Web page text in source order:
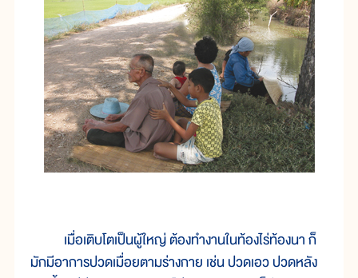
เมื่อเติบโตเป็นผู้ใหญ่ ต้องทำงานในท้องไร่ท้องนา ก็
มักมีอาการปวดเมื่อยตามร่างกาย เช่น ปวดเอว ปวดหลัง